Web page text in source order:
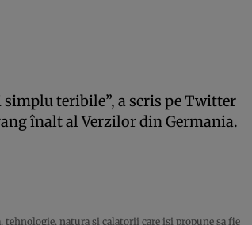
simplu teribile”, a scris pe Twitter
înalt al Verzilor din Germania.
tehnologie, natura si calatorii care isi propune sa fie